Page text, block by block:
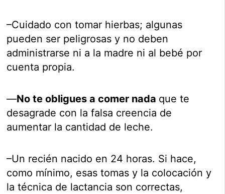
–Cuidado con tomar hierbas; algunas
pueden ser peligrosas y no deben
administrarse ni a la madre ni al bebé por
cuenta propia.
—No te obligues a comer nada que te
desagrade con la falsa creencia de
aumentar la cantidad de leche.
–Un recién nacido en 24 horas. Si hace,
como mínimo, esas tomas y la colocación y
la técnica de lactancia son correctas,